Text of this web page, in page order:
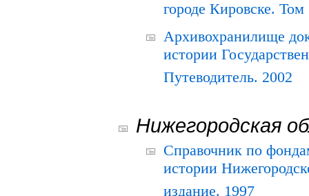
городе Кировске.
Архивохранилище
истории
Путеводитель. 2002
Нижегородская
Справочник по
истории